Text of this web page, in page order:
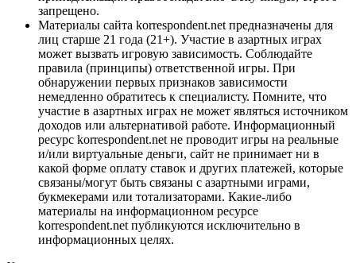
запрещено.
Материалы сайта korrespondent.net предназначены для
лиц старше 21 года (21+). Участие в азартных играх
может вызвать игровую зависимость. Соблюдайте
правила (принципы) ответственной игры. При
обнаружении первых признаков зависимости
немедленно обратитесь к специалисту. Помните, что
участие в азартных играх не может являться источником
доходов или альтернативой работе. Информационный
ресурс korrespondent.net не проводит игры на реальные
и/или виртуальные деньги, сайт не принимает ни в
какой форме оплату ставок и других платежей, которые
связаны/могут быть связаны с азартными играми,
букмекерами или тотализаторами. Какие-либо
материалы на информационном ресурсе
korrespondent.net публикуются исключительно в
информационных целях.